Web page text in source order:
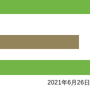
2021年6月26日